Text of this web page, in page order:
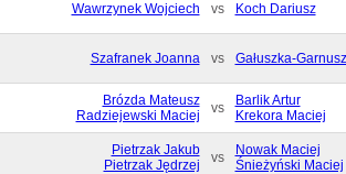
Wawrzynek Wojciech vs Koch Dariusz
Szafranek Joanna vs Gałuszka-
Brózda Mateusz
Radziejewski Maciej
vs
Barlik Artur
Krekora Maciej
Pietrzak Jakub
Pietrzak Jędrzej
vs
Nowak Maciej
Śnieżyński Maciej